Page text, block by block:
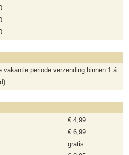
vakantie periode verzending binnen 1 á
€ 4,99
€ 6,99
gratis